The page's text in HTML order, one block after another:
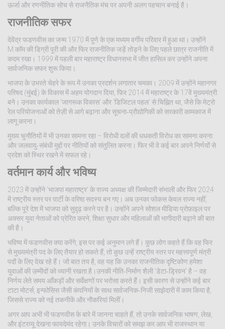
ऊर्जा और रणनीतिक सोच से राजनैतिक मंच पर अपनी अलग पहचान बनाई है।
राजनीतिक सफर
देवेंद्र फडणवीस का जन्म 1970 में पुणे के एक मध्यम वर्गीय परिवार में हुआ था। उन्होंने
M.कॉम की डिग्री पूरी की और फिर राजनीतिक जड़ें तोड़ने के लिए पहले छात्र राजनीति में
कदम रखा। 1999 में पहली बार महाराष्ट्र विधानसभा में जीत हासिल कर उन्होंने अपना
सार्वजनिक सफर शुरू किया।
भाजपा के उभरते चेहरे के रूप में उनका प्रदर्शन लगातार चमका। 2009 में उन्होंने महानगर
परिषद (मुंबई) के विकास में अहम योगदान दिया, फिर 2014 में महाराष्ट्र के 17वें मुख्यमंत्री
बने। उनका कार्यकाल ‘जागरूक विकास’ और ‘डिजिटल पहल’ से चिह्नित था, जैसे कि मेट्रो
रेल परियोजनाओं को तेज़ी से आगे बढ़ाना और सूचना‑प्रौद्योगिकी को सरकारी कामकाज में
लागू करना।
मुख्य चुनौतियों में भी उनका सामना रहा – विरोधी दलों की धधकती विरोध का सामना करना
और जलवायु‑संबंधी मुद्दों पर नीतियों को संतुलित करना। फिर भी वे कई बार अपने निर्णयों से
प्रदेश को स्थिर रखने में सफल रहे।
वर्तमान कार्य और भविष्य
2023 में उन्होंने ‘भाजपा महाराष्ट्र’ के राज्य अध्यक्ष की जिम्मेदारी संभाली और फिर 2024
में राष्ट्रीय स्तर पर पार्टी के वरिष्ठ सदस्य बन गए। अब उनका फोकस केवल राज्य नहीं,
बल्कि पूरे देश में भाजपा को सुदृढ़ करने पर है। उन्होंने अपने सोशल मीडिया प्रोफ़ाइल पर
अक्सर युवा नेताओं को प्रेरित करने, शिक्षा सुधार और महिलाओं की भागीदारी बढ़ाने की बात
की है।
भविष्य में फडणवीस क्या करेंगे, इस पर कई अनुमान लगे हैं। कुछ लोग कहते हैं कि वह फिर
से मुख्यमंत्री पद के लिए तैयार हो सकते हैं, तो कुछ उन्हें राष्ट्रीय स्तर पर महत्त्वपूर्ण मंत्री
पदों के लिए देख रहे हैं। जो बात तय है, वह यह कि उनका राजनीतिक दृष्टिकोण हमेशा
युवाओं की उम्मीदों को ध्यानी रखता है।उनकी नीति‑निर्माण शैली ‘डेटा‑ड्रिवन’ है – वह
निर्णय लेते समय आँकड़ों और सर्वेक्षणों पर भरोसा करते हैं। इसी कारण से उन्होंने कई बार
टाटा मोटर्स, इन्फोसिस जैसी कंपनियों के साथ सार्वजनिक‑निजी साझेदारी में काम किया है,
जिससे राज्य को नई तकनीकें और नौकरियां मिलीं।
अगर आप अभी भी फडणवीस के बारे में जानना चाहते हैं, तो उनके सार्वजनिक भाषण, लेख,
और इंटरव्यू देखना फायदेमंद रहेगा। उनके विचारों को समझ कर आप भी राजस्थान या